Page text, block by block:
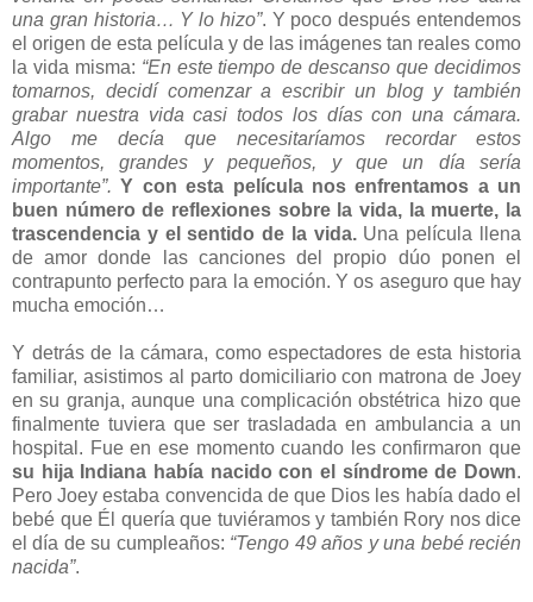
una gran historia… Y lo hizo”. Y poco después entendemos
el origen de esta película y de las imágenes tan reales como
la vida misma: “En este tiempo de descanso que decidimos
tomarnos, decidí comenzar a escribir un blog y también
grabar nuestra vida casi todos los días con una cámara.
Algo me decía que necesitaríamos recordar estos
momentos, grandes y pequeños, y que un día sería
importante”. Y con esta película nos enfrentamos a un
buen número de reflexiones sobre la vida, la muerte, la
trascendencia y el sentido de la vida.Una película llena
de amor donde las canciones del propio dúo ponen el
contrapunto perfecto para la emoción. Y os aseguro que hay
mucha emoción…
Y detrás de la cámara, como espectadores de esta historia
familiar, asistimos al parto domiciliario con matrona de Joey
en su granja, aunque una complicación obstétrica hizo que
finalmente tuviera que ser trasladada en ambulancia a un
hospital. Fue en ese momento cuando les confirmaron que
su hija Indiana había nacido con el síndrome de Down.
Pero Joey estaba convencida de que Dios les había dado el
bebé que Él quería que tuviéramos y también Rory nos dice
el día de su cumpleaños: “Tengo 49 años y una bebé recién
nacida”.